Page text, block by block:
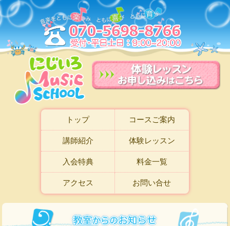
トップ コースご案内
講師紹介 体験レッスン
入会特典 料金一覧
アクセス お問い合せ